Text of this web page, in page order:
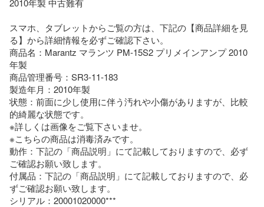
スマホ、タブレットからご覧の方は、下記の【商品詳細を見
る】から詳細情報を必ずご確認下さい。
商品名：Marantz マランツ PM-15S2 プリメインアンプ 2010
年製
商品管理番号：SR3-11-183
製造年月：2010年製
状態：前面に少し使用に伴う汚れや小傷がありますが、比較
的綺麗な状態です。
※詳しくは画像をご覧下さいませ。
※こちらの商品は消毒済みです。
動作：下記の「商品説明」にて記載しておりますので、必ず
ご確認お願い致します。
付属品：下記の「商品説明」にて記載しておりますので、必
ずご確認お願い致します。
シリアル：20001020000***